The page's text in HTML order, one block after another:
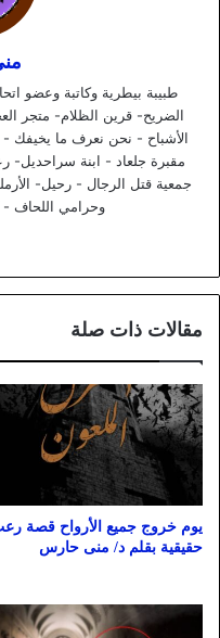
طبيبة بيطرية وكاتبة وعضو
الضريح- قرين الظلام- متجر
الأشباح - نحن نعرف ما يخيفك
مقبرة جلعاد - ابنة سراحديل-
جمعية قتل الرجال - رحيل-
وحرامي اللحاف -
مقالات ذات صلة
يوم خروج جميع الأرواح قصة
حقيقية بقلم د/ منى حارس